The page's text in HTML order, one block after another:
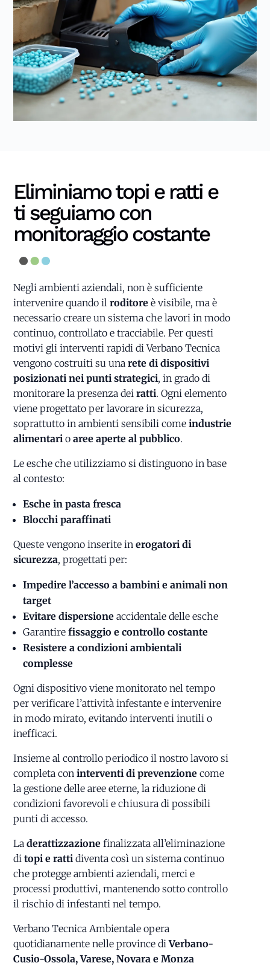
Eliminiamo topi e ratti e
ti seguiamo con
monitoraggio costante
Negli ambienti aziendali, non è sufficiente
intervenire quando ilroditore è visibile, ma è
necessario creare un sistema che lavori in modo
continuo, controllato e tracciabile. Per questi
motivi gli interventi rapidi di Verbano Tecnica
vengono costruiti su unarete di dispositivi
posizionati nei punti strategici, in grado di
monitorare la presenza deiratti. Ogni elemento
viene progettato per lavorare in sicurezza,
soprattutto in ambienti sensibili comeindustrie
alimentari oaree aperte al pubblico.
Le esche che utilizziamo si distinguono in base
al contesto:
Esche in pasta fresca
Blocchi paraffinati
Queste vengono inserite inerogatori di
sicurezza, progettati per:
Impedire l’accesso a bambini e animali non
target
Evitare dispersione accidentale delle esche
Garantirefissaggio e controllo costante
Resistere a condizioni ambientali
complesse
Ogni dispositivo viene monitorato nel tempo
per verificare l’attività infestante e intervenire
in modo mirato, evitando interventi inutili o
inefficaci.
Insieme al controllo periodico il nostro lavoro si
completa coninterventi di prevenzione come
la gestione delle aree eterne, la riduzione di
condizioni favorevoli e chiusura di possibili
punti di accesso.
Laderattizzazione finalizzata all’eliminazione
ditopi e ratti diventa così un sistema continuo
che protegge ambienti aziendali, merci e
processi produttivi, mantenendo sotto controllo
il rischio di infestanti nel tempo.
Verbano Tecnica Ambientale opera
quotidianamente nelle province diVerbano-
Cusio-Ossola, Varese, Novara e Monza